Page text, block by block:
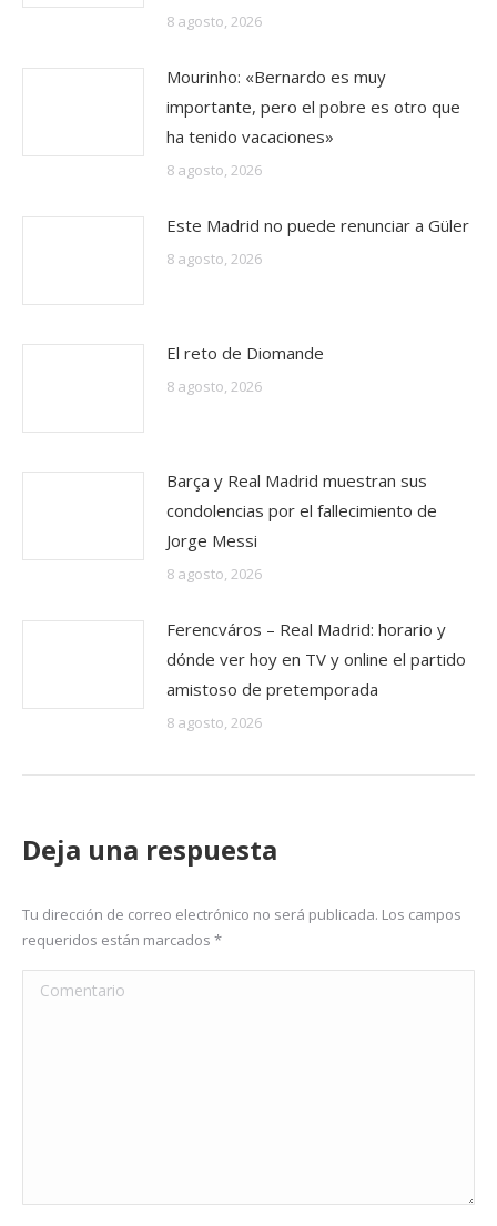
8 agosto, 2026
Mourinho: «Bernardo es muy
importante, pero el pobre es otro que
ha tenido vacaciones»
8 agosto, 2026
Este Madrid no puede renunciar a Güler
8 agosto, 2026
El reto de Diomande
8 agosto, 2026
Barça y Real Madrid muestran sus
condolencias por el fallecimiento de
Jorge Messi
8 agosto, 2026
Ferencváros – Real Madrid: horario y
dónde ver hoy en TV y online el partido
amistoso de pretemporada
8 agosto, 2026
Deja una respuesta
Tu dirección de correo electrónico no será publicada. Los campos
requeridos están marcados *
Comentario